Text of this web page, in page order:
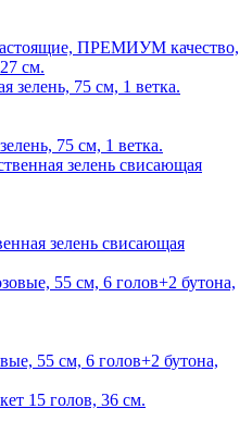
ПРЕМИУМ качество,
см.
75 см, 1 ветка.
зелень свисающая
55 см, 6 голов+2 бутона,